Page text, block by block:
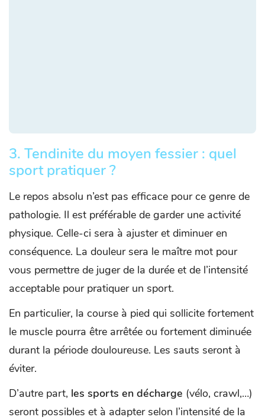
3. Tendinite du moyen fessier : quel
sport pratiquer ?
Le repos absolu n’est pas efficace pour ce genre de
pathologie. Il est préférable de garder une activité
physique. Celle-ci sera à ajuster et diminuer en
conséquence. La douleur sera le maître mot pour
vous permettre de juger de la durée et de l’intensité
acceptable pour pratiquer un sport.
En particulier, la course à pied qui sollicite fortement
le muscle pourra être arrêtée ou fortement diminuée
durant la période douloureuse. Les sauts seront à
éviter.
D’autre part, les sports en décharge (vélo, crawl,…)
seront possibles et à adapter selon l’intensité de la